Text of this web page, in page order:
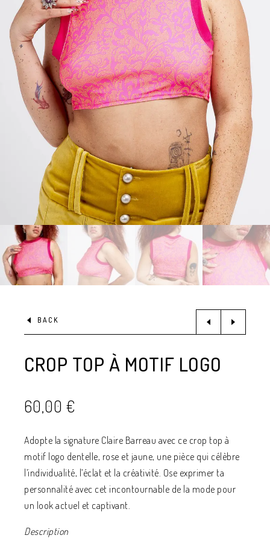
BACK
CROP TOP À MOTIF LOGO
60,00 €
Adopte la signature Claire Barreau avec ce crop top à
motif logo dentelle, rose et jaune, une pièce qui célèbre
l’individualité, l’éclat et la créativité. Ose exprimer ta
personnalité avec cet incontournable de la mode pour
un look actuel et captivant.
Description